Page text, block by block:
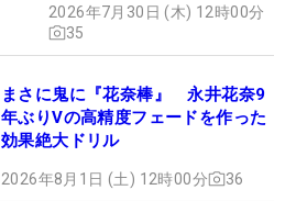
2026年7月30日 (木) 12時00分
35
まさに鬼に『花奈棒』 永井花奈9
年ぶりVの高精度フェードを作った
効果絶大ドリル
2026年8月1日 (土) 12時00分 36